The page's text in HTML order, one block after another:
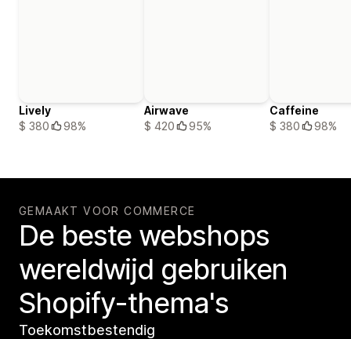
Lively
$ 380
98%
Airwave
$ 420
95%
Caffeine
$ 380
98%
GEMAAKT VOOR COMMERCE
De beste webshops
wereldwijd gebruiken
Shopify-thema's
Toekomstbestendig